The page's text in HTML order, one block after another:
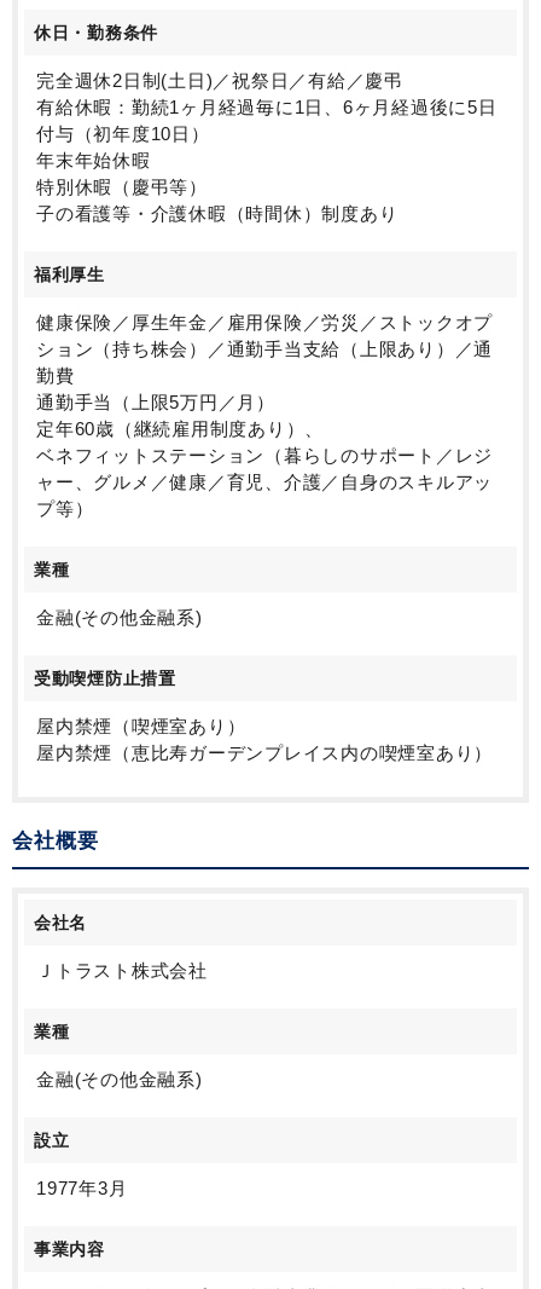
休日・勤務条件
完全週休2日制(土日)／祝祭日／有給／慶弔
有給休暇：勤続1ヶ月経過毎に1日、6ヶ月経過後に5日
付与（初年度10日）
年末年始休暇
特別休暇（慶弔等）
子の看護等・介護休暇（時間休）制度あり
福利厚生
健康保険／厚生年金／雇用保険／労災／ストックオプ
ション（持ち株会）／通勤手当支給（上限あり）／通
勤費
通勤手当（上限5万円／月）
定年60歳（継続雇用制度あり）、
ベネフィットステーション（暮らしのサポート／レジ
ャー、グルメ／健康／育児、介護／自身のスキルアッ
プ等）
業種
金融(その他金融系)
受動喫煙防止措置
屋内禁煙（喫煙室あり）
屋内禁煙（恵比寿ガーデンプレイス内の喫煙室あり）
会社概要
会社名
Ｊトラスト株式会社
業種
金融(その他金融系)
設立
1977年3月
事業内容